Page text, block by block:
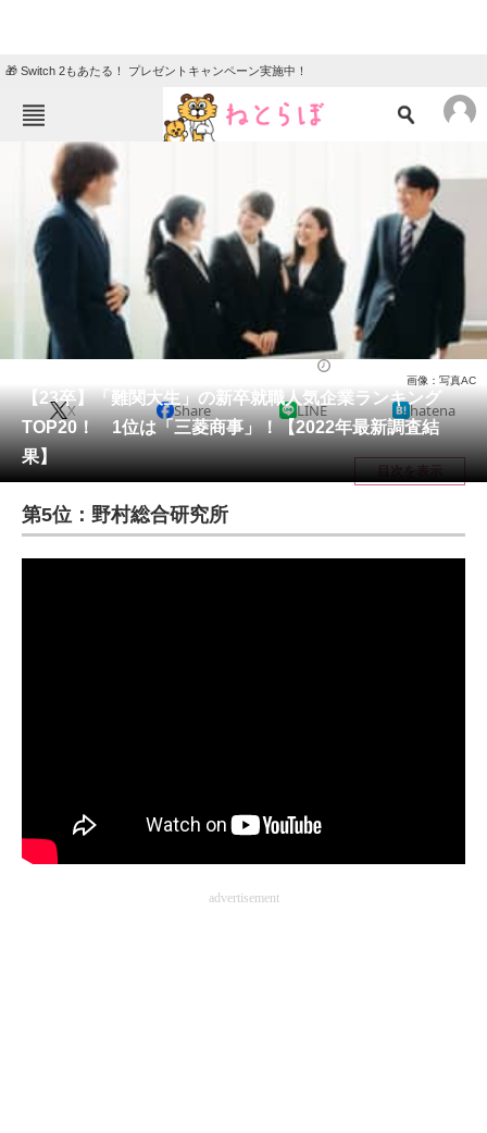
🎁 Switch 2もあたる！ プレゼントキャンペーン実施中！
ねとらぼメニュー
エンタメ クイズ
グルメ 地域
住まい
リサーチ
会員記事
メディア
注目記事を集めた総合ページ
ITの今と未来を見通す
企業ITのトレンドを詳説
経営リーダーのコミュニティ
【23卒】「難関大生」の新卒就職人気企業ランキング
TOP20！ 1位は「三菱商事」！【2022年最新調査結
果】
画像：写真AC
X Share LINE hatena
目次を表示
第5位：野村総合研究所
advertisement